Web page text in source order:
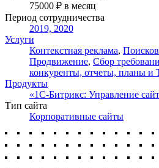
75000 ₽ в месяц
Период сотрудничества
2019, 2020
Услуги
Контекстная реклама,
Продвижение, Сбор
конкуренты, отчеты, планы и
Продукты
«1С-Битрикс: Управление
Тип сайта
Корпоративные сайты